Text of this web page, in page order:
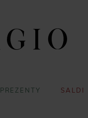
PREZENTY SALDI